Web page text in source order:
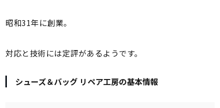
昭和31年に創業。
対応と技術には定評があるようです。
シューズ＆バッグ リペア工房の基本情報